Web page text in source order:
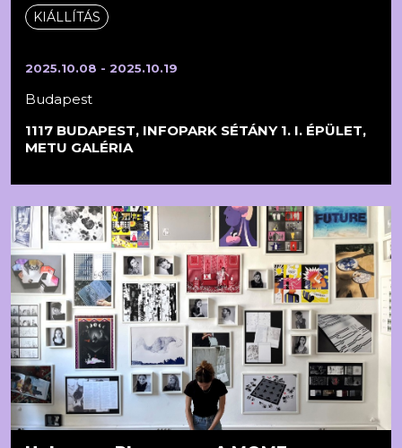
KIÁLLÍTÁS
2025.10.08 - 2025.10.19
Budapest
1117 BUDAPEST, INFOPARK SÉTÁNY 1. I. ÉPÜLET,
METU GALÉRIA